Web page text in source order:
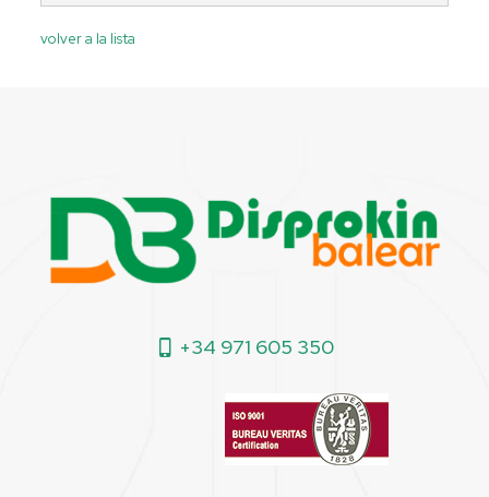
volver a la lista
+34 971 605 350